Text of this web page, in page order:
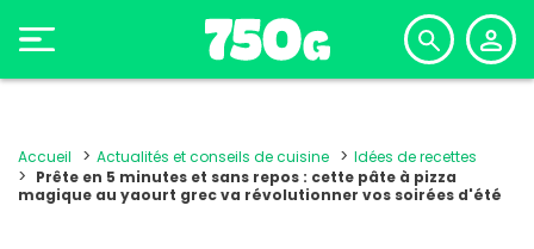
Accueil Actualités et conseils de cuisine
Idées de recettes
Prête en 5 minutes et sans repos : cette pâte à pizza
magique au yaourt grec va révolutionner vos soirées d'été